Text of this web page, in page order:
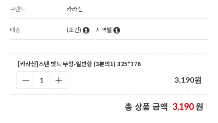
브랜드 카라신
배송 (조건) 지역별
[카라신]스텐 밧드 뚜껑-일반형 (3분의1) 325*176
3,190원
총 상품 금액 3,190원